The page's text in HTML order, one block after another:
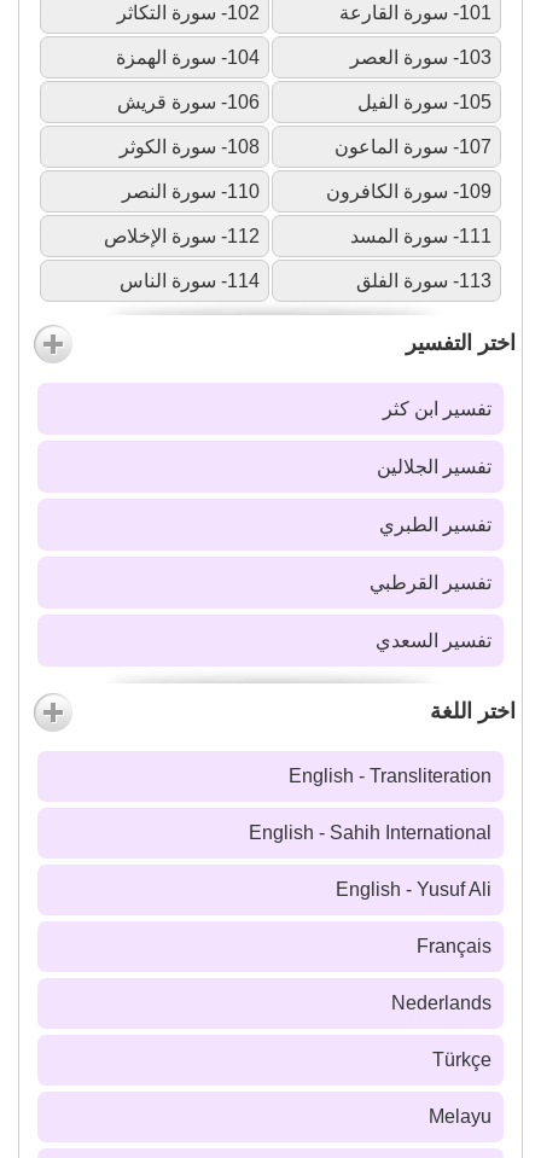
101- سورة القارعة 102- سورة التكاثر
103- سورة العصر 104- سورة الهمزة
105- سورة الفيل 106- سورة قريش
107- سورة الماعون 108- سورة الكوثر
109- سورة الكافرون 110- سورة النصر
111- سورة المسد 112- سورة الإخلاص
113- سورة الفلق 114- سورة الناس
اختر التفسير
تفسير ابن كثر
تفسير الجلالين
تفسير الطبري
تفسير القرطبي
تفسير السعدي
اختر اللغة
English - Transliteration
English - Sahih International
English - Yusuf Ali
Français
Nederlands
Türkçe
Melayu